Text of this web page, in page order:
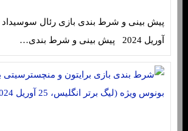
آوریل 2024 پیش بینی و شرط بندی…